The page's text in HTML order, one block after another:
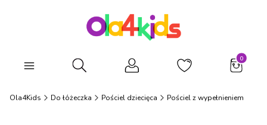
Otwórz wyszukiwarkę
Ola4Kids Do łóżeczka Pościel dziecięca Pościel z wypełnieniem